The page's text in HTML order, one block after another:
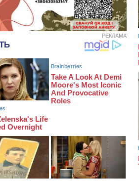
На Черкащині п’яний мотоцикліст
зіткнувся з мопедом: двоє людей у
лікарні
Ветерани МСК “Дніпро” вибороли
бронзу чемпіонату України
На Уманщині підрядника
зобов’язали сплатити понад 670
тис грн штрафу за незаконні зміни
до договору
Обрано претендента на посаду
директора Мокрокалигірського
психоневрологічного інтернату
Уманські міграційники видворили з
країни грузина, який відсидів
термін у колонії
РЕКЛАМА